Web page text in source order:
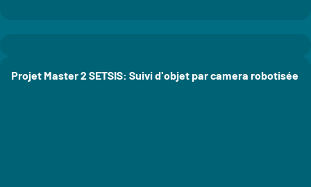
Projet Master 2 SETSIS: Suivi d'objet par camera robotisée